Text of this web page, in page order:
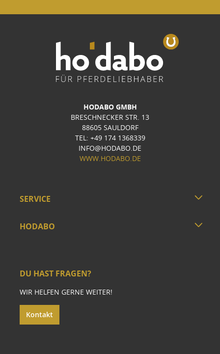
HODABO GMBH
BRESCHNECKER STR. 13
88605 SAULDORF
TEL: +49 174 1368339
INFO@HODABO.DE
WWW.HODABO.DE
SERVICE
HODABO
DU HAST FRAGEN?
WIR HELFEN GERNE WEITER!
Kontakt